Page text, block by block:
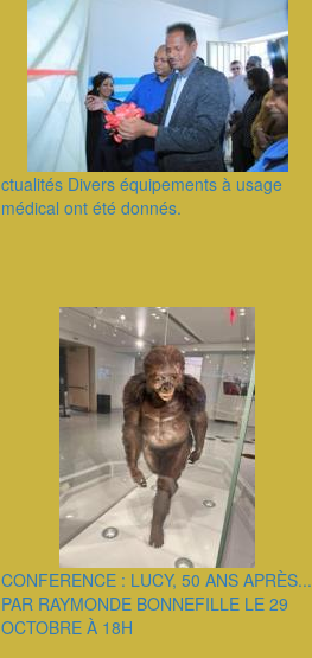
ctualités Divers équipements à usage
médical ont été donnés.
CONFERENCE : LUCY, 50 ANS APRÈS...
PAR RAYMONDE BONNEFILLE LE 29
OCTOBRE À 18H